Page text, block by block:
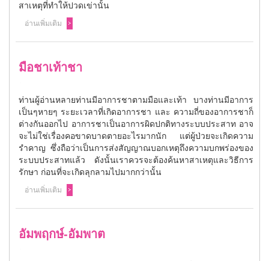
สาเหตุที่ทำให้ปวดเข่านั้น
อ่านเพิ่มเติม
มือชาเท้าชา
ท่านผู้อ่านหลายท่านมีอาการชาตามมือและเท้า บางท่านมีอาการ
เป็นๆหายๆ ระยะเวลาที่เกิดอาการชา และ ความถี่ของอาการชาก็
ต่างกันออกไป อาการชาเป็นอาการผิดปกติทางระบบประสาท อาจ
จะไม่ใช่เรื่องคอขาดบาดตายอะไรมากนัก แต่ผู้ป่วยจะเกิดความ
รำคาญ ซึ่งถือว่าเป็นการส่งสัญญาณบอกเหตุถึงความบกพร่องของ
ระบบประสาทแล้ว ดังนั้นเราควรจะต้องค้นหาสาเหตุและวิธีการ
รักษา ก่อนที่จะเกิดลุกลามไปมากกว่านั้น
อ่านเพิ่มเติม
อัมพฤกษ์-อัมพาต